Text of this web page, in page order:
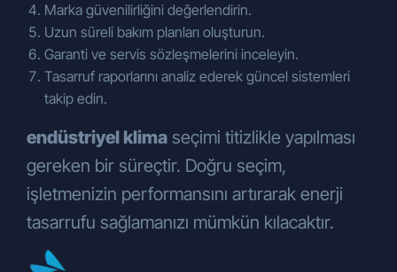
Marka güvenilirliğini değerlendirin.
Uzun süreli bakım planları oluşturun.
Garanti ve servis sözleşmelerini inceleyin.
Tasarruf raporlarını analiz ederek güncel sistemleri
takip edin.
endüstriyel klima seçimi titizlikle yapılması
gereken bir süreçtir. Doğru seçim,
işletmenizin performansını artırarak enerji
tasarrufu sağlamanızı mümkün kılacaktır.